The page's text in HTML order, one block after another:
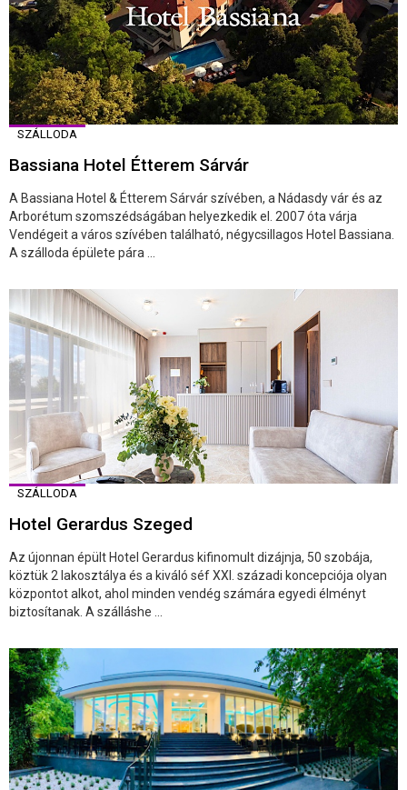
SZÁLLODA
Bassiana Hotel Étterem Sárvár
A Bassiana Hotel & Étterem Sárvár szívében, a Nádasdy vár és az
Arborétum szomszédságában helyezkedik el. 2007 óta várja
Vendégeit a város szívében található, négycsillagos Hotel Bassiana.
A szálloda épülete pára ...
SZÁLLODA
Hotel Gerardus Szeged
Az újonnan épült Hotel Gerardus kifinomult dizájnja, 50 szobája,
köztük 2 lakosztálya és a kiváló séf XXI. századi koncepciója olyan
központot alkot, ahol minden vendég számára egyedi élményt
biztosítanak. A szálláshe ...